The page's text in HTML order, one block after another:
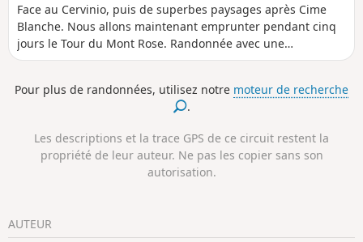
Face au Cervinio, puis de superbes paysages après Cime
Blanche. Nous allons maintenant emprunter pendant cinq
jours le Tour du Mont Rose. Randonnée avec une
description succincte, à suivre avec l'application Visorando.
Pour plus de randonnées, utilisez notre moteur de recherche
.
Les descriptions et la trace GPS de ce circuit restent la
propriété de leur auteur. Ne pas les copier sans son
autorisation.
AUTEUR